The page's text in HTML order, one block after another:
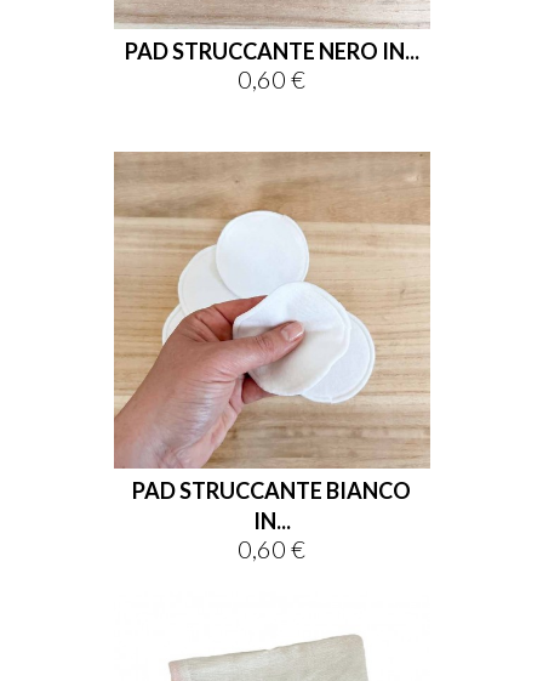
PAD STRUCCANTE NERO IN...
Prezzo
0,60 €
PAD STRUCCANTE BIANCO
IN...
Prezzo
0,60 €